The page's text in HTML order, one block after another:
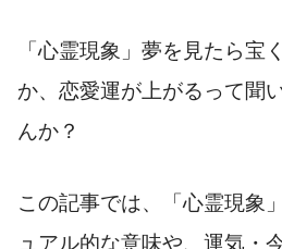
「心霊現象」夢を見たら宝
か、恋愛運が上がるって聞
んか？
この記事では、「心霊現象
ュアル的な意味や、運気・